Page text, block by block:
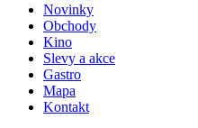
Novinky
Obchody
Kino
Slevy a akce
Gastro
Mapa
Kontakt